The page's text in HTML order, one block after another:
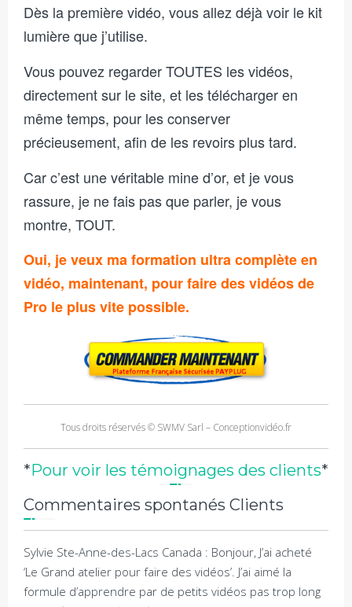
Dès la première vidéo, vous allez déjà voir le kit
lumière que j’utilise.
Vous pouvez regarder TOUTES les vidéos,
directement sur le site, et les télécharger en
même temps, pour les conserver
précieusement, afin de les revoirs plus tard.
Car c’est une véritable mine d’or, et je vous
rassure, je ne fais pas que parler, je vous
montre, TOUT.
Oui, je veux ma formation ultra complète en
vidéo, maintenant, pour faire des vidéos de
Pro le plus vite possible.
Tous droits réservés © SWMV Sarl – Conceptionvidéo.fr
*Pour voir les témoignages des clients*
Commentaires spontanés Clients
Sylvie Ste-Anne-des-Lacs Canada : Bonjour, J’ai acheté
‘Le Grand atelier pour faire des vidéos’. J’ai aimé la
formule d’apprendre par de petits vidéos pas trop long